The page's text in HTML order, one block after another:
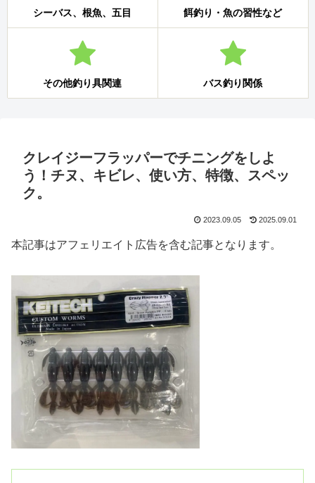
シーバス、根魚、五目 餌釣り・魚の習性など
その他釣り具関連 バス釣り関係
クレイジーフラッパーでチニングをしよ
う！チヌ、キビレ、使い方、特徴、スペッ
ク。
2023.09.05 2025.09.01
本記事はアフェリエイト広告を含む記事となります。